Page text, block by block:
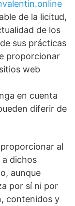
de la licitud,
de los
sus prácticas
proporcionar
web
en cuenta
diferir de
al
a dichos
aunque
por sí ni por
contenidos y